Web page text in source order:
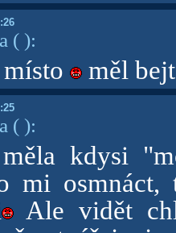
( ):
měl
( ):
měla kdysi
mi
Ale vidět